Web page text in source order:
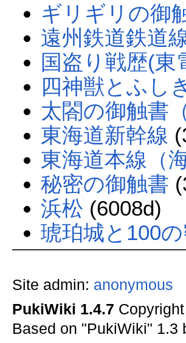
ギリギリの御
遠州鉄道鉄道
国盗り戦歴(東
四神獣とふし
太閤の御触書
東海道新幹線
東海道本線（海
秘密の御触書
浜松 (6008d)
琥珀城と100
Site admin: anonymous
PukiWiki 1.4.7
Based on "PukiWiki" 1.3